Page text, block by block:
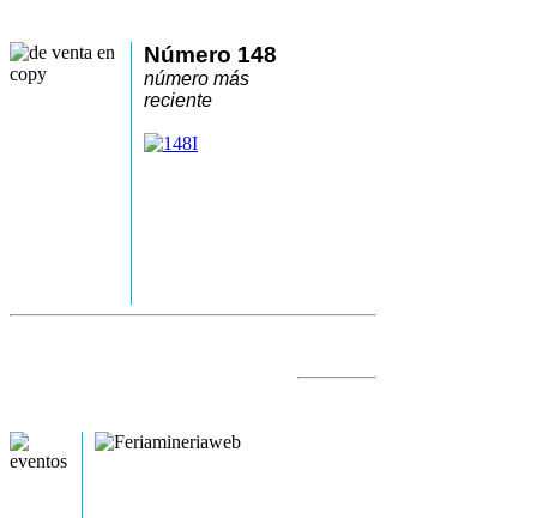
Número 148
número más
reciente